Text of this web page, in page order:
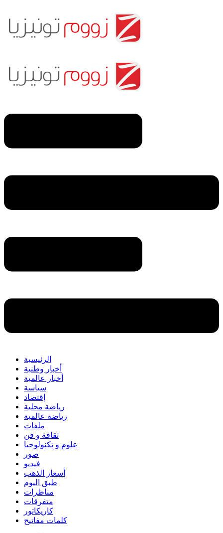
الرئيسية
أخبار وطنية
أخبار عالمية
سياسة
إقتصاد
رياضة محلية
رياضة عالمية
ملفات
ثقافة و فن
علوم و تكنولوجيا
صور
فيديو
أسعار الذهب
طبق اليوم
مناظرات
متفرقات
كاريكاتور
كلمات مفاتيح